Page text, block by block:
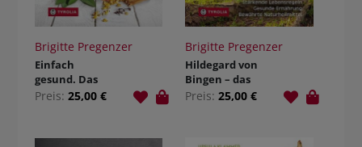
Brigitte Pregenzer
Einfach
gesund. Das
Hildegard von
ch
Preis: 25,00 €
Brigitte Pregenzer
Hildegard von
Bingen – das
große Kinder-
Preis: 25,00 €